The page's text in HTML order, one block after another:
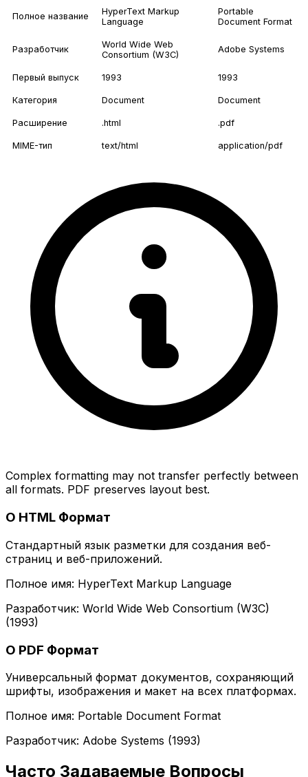
Полное название
HyperText Markup
Language
Portable
Document Format
Разработчик
World Wide Web
Consortium (W3C)
Adobe Systems
Первый выпуск 1993 1993
Категория Document Document
Расширение .html .pdf
MIME-тип text/html application/pdf
Complex formatting may not transfer perfectly between
all formats. PDF preserves layout best.
О HTML Формат
Стандартный язык разметки для создания веб-
страниц и веб-приложений.
Полное имя: HyperText Markup Language
Разработчик: World Wide Web Consortium (W3C)
(1993)
О PDF Формат
Универсальный формат документов, сохраняющий
шрифты, изображения и макет на всех платформах.
Полное имя: Portable Document Format
Разработчик: Adobe Systems (1993)
Часто Задаваемые Вопросы